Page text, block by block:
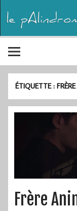
ÉTIQUETTE :
Frère